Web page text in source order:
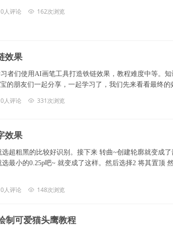
0人评论 162次浏览
效果
者们使用AI画笔工具打造铁链效果，教程难度中等。
的朋友们一起分享，一起学习了，我们先来看看最终
0人评论 331次浏览
效果
超粗黑的比较好识别。接下来 转曲~创建轮廓就变成
最小的0.25p吧~ 就变成了这样。然后选择2 将其置顶
0人评论 148次浏览
可爱猫头鹰教程